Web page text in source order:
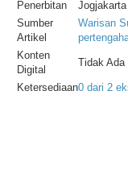
Penerbitan
Sumber
Artikel
Warisan
Konten
Digital
Tidak Ada
Ketersediaan0 dari 2